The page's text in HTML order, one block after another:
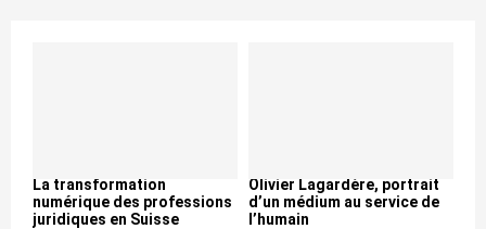
La transformation
numérique des professions
juridiques en Suisse
Olivier Lagardère, portrait
d’un médium au service de
l’humain